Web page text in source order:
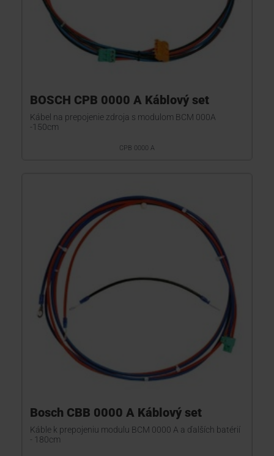
BOSCH CPB 0000 A Káblový set
Kábel na prepojenie zdroja s modulom BCM 000A
-150cm
CPB 0000 A
Bosch CBB 0000 A Káblový set
Káble k prepojeniu modulu BCM 0000 A a ďalších batérií
- 180cm